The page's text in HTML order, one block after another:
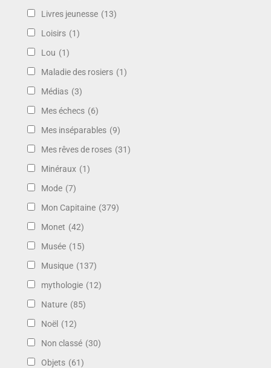
Livres jeunesse (13)
Loisirs (1)
Lou (1)
Maladie des rosiers (1)
Médias (3)
Mes échecs (6)
Mes inséparables (9)
Mes rêves de roses (31)
Minéraux (1)
Mode (7)
Mon Capitaine (379)
Monet (42)
Musée (15)
Musique (137)
mythologie (12)
Nature (85)
Noël (12)
Non classé (30)
Objets (61)